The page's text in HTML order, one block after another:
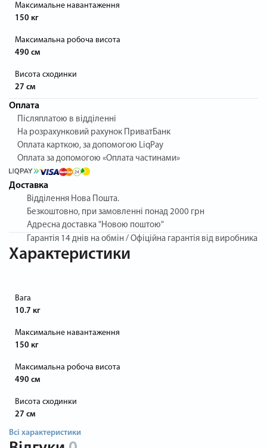
Максимальне навантаження
150 кг
Максимальна робоча висота
490 см
Висота сходинки
27 см
Оплата
Післяплатою в відділенні
На розрахунковий рахунок ПриватБанк
Оплата карткою, за допомогою LiqPay
Оплата за допомогою «Оплата частинами»
Доставка
Відділення Нова Пошта.
Безкоштовно, при замовленні понад 2000 грн
Адресна доставка "Новою поштою"
Гарантія 14 днів на обмін / Офіційна гарантія від виробника
Характеристики
Вага
10.7 кг
Максимальне навантаження
150 кг
Максимальна робоча висота
490 см
Висота сходинки
27 см
Всі характеристики